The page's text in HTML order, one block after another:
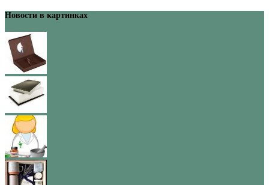
Новости в картинках